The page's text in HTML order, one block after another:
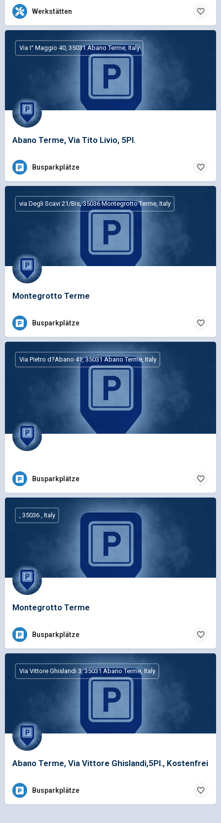
Werkstätten
Abano Terme, Via Tito Livio, 5Pl.
Via I° Maggio 40, 35031 Abano Terme, Italy
Busparkplätze
Montegrotto Terme
via Degli Scavi 21/Bis, 35036 Montegrotto Terme, Italy
Busparkplätze
Via Pietro d?Abano 41, 35031 Abano Terme, Italy
Busparkplätze
Montegrotto Terme
, 35036 , Italy
Busparkplätze
Abano Terme, Via Vittore Ghislandi,5Pl., Kostenfrei
Via Vittore Ghislandi 3, 35031 Abano Terme, Italy
Busparkplätze